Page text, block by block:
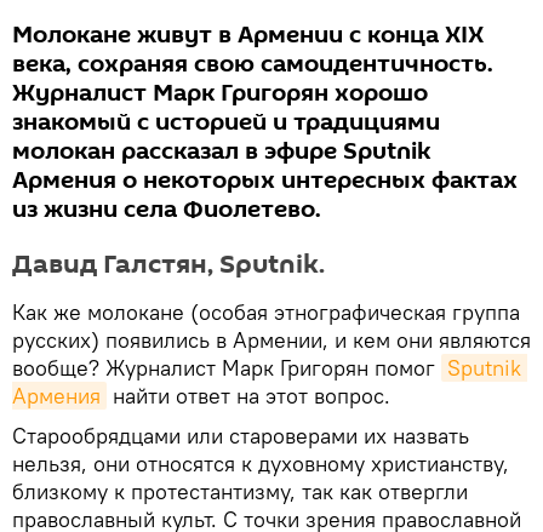
Молокане живут в Армении с конца XIX
века, сохраняя свою самоидентичность.
Журналист Марк Григорян хорошо
знакомый с историей и традициями
молокан рассказал в эфире Sputnik
Армения о некоторых интересных фактах
из жизни села Фиолетево.
Давид Галстян, Sputnik.
Как же молокане (особая этнографическая группа
русских) появились в Армении, и кем они являются
вообще? Журналист Марк Григорян помог Sputnik
Армения найти ответ на этот вопрос.
Старообрядцами или староверами их назвать
нельзя, они относятся к духовному христианству,
близкому к протестантизму, так как отвергли
православный культ. С точки зрения православной